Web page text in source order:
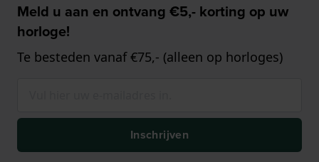
Meld u aan en ontvang €5,- korting op uw
horloge!
Te besteden vanaf €75,- (alleen op horloges)
Inschrijven